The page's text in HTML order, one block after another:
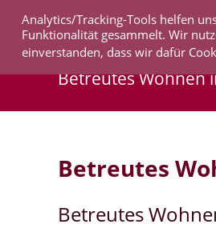
Analytics/Tracking-Tools helfen
Funktionalität gesammelt. Wir
einverstanden, dass wir dafür
Betreutes Wohnen
Betreutes
Betreutes